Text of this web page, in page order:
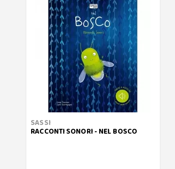
SASSI
RACCONTI SONORI - NEL BOSCO